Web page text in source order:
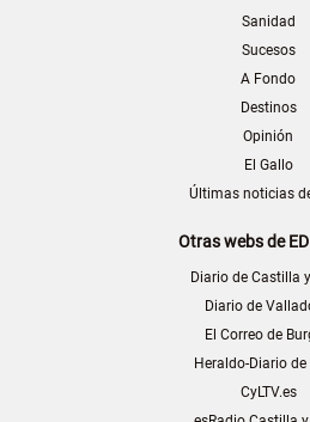
Sanidad
Sucesos
A Fondo
Destinos
Opinión
El Gallo
Últimas noticias
Otras webs de
Diario de Castilla
Diario de
El Correo de
Heraldo-Diario de
CyLTV.es